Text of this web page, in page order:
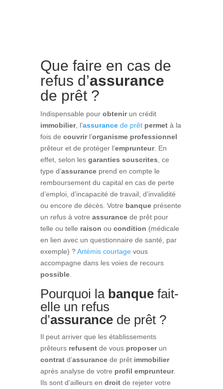
Que faire en cas de
refus d’assurance
de prêt ?
Indispensable pour obtenirun crédit
immobilier, l’assurancede prêt permetà la
fois de couvrirl’organisme professionnel
prêteur et de protéger l’emprunteur. En
effet, selon les garanties souscrites , ce
type d’assuranceprend en compte le
remboursement du capital en cas de perte
d’emploi, d’incapacité de travail, d’invalidité
ou encore de décès. Votre banqueprésente
un refus à votre assurancede prêt pour
telle ou telle raison ou condition (médicale
en lien avec un questionnaire de santé, par
exemple) ?Artémis courtagevous
accompagne dans les voies de recours
possible.
Pourquoi la banquefait-
elle un refus
d’assurancede prêt ?
Il peut arriver que les établissements
prêteurs refusentde vous proposerun
contratd’assurancede prêt immobilier
après analyse de votre profil emprunteur.
Ils sont d’ailleurs en droitde rejeter votre